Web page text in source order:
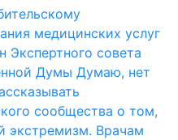
медицинских услуг
Экспертного совета
Думы Думаю, нет
сообщества о том,
экстремизм. Врачам